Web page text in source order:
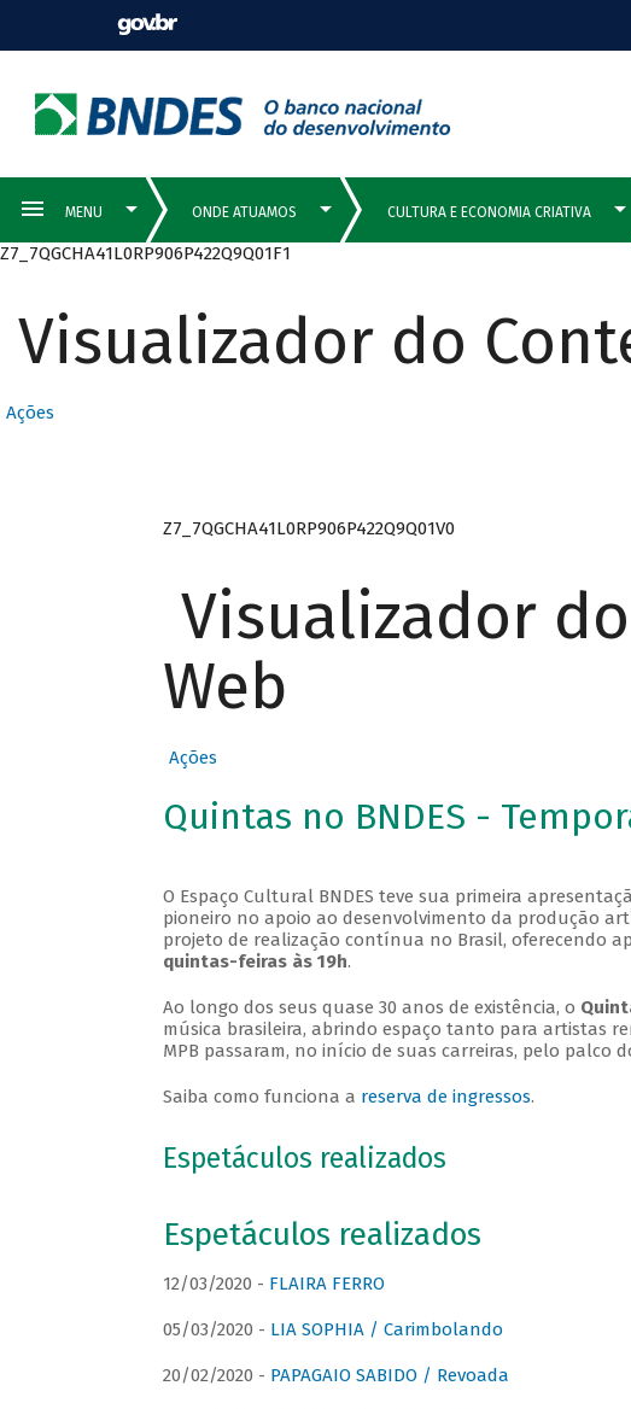
Z7_7QGCHA41L0RP906P422Q9Q01F1
Visualizador do
Ações
Z7_7QGCHA41L0RP906P422Q9Q01V0
Visualizador
Web
Ações
Quintas no BNDES -
O Espaço Cultural BNDES teve sua primeira
pioneiro no apoio ao desenvolvimento da produção
projeto de realização contínua no Brasil, oferecendo
quintas-feiras às 19h.
Ao longo dos seus quase 30 anos de existência, o
música brasileira, abrindo espaço tanto para artistas
MPB passaram, no início de suas carreiras, pelo palco
Saiba como funciona a reserva de ingressos.
Espetáculos realizados
Espetáculos realizados
12/03/2020 - FLAIRA FERRO
05/03/2020 - LIA SOPHIA / Carimbolando
20/02/2020 - PAPAGAIO SABIDO / Revoada